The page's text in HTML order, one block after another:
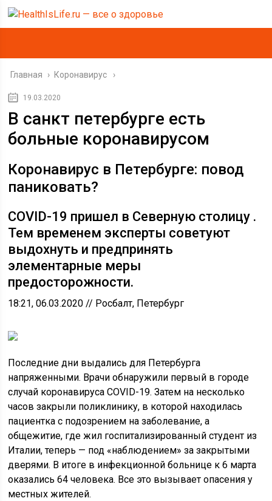
Главная › Коронавирус
19.03.2020
В санкт петербурге есть
больные коронавирусом
Коронавирус в Петербурге: повод
паниковать?
COVID-19 пришел в Северную столицу .
Тем временем эксперты советуют
выдохнуть и предпринять
элементарные меры
предосторожности.
18:21, 06.03.2020 // Росбалт, Петербург
Последние дни выдались для Петербурга
напряженными. Врачи обнаружили первый в городе
случай коронавируса COVID-19. Затем на несколько
часов закрыли поликлинику, в которой находилась
пациентка с подозрением на заболевание, а
общежитие, где жил госпитализированный студент из
Италии, теперь — под «наблюдением» за закрытыми
дверями. В итоге в инфекционной больнице к 6 марта
оказались 64 человека. Все это вызывает опасения у
местных жителей.